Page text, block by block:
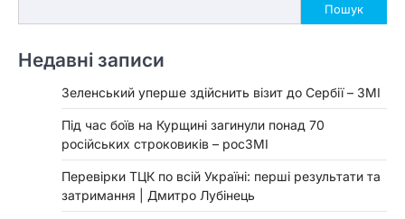
Пошук
Недавні записи
Зеленський уперше здійснить візит до Сербії – ЗМІ
Під час боїв на Курщині загинули понад 70
російських строковиків – росЗМІ
Перевірки ТЦК по всій Україні: перші результати та
затримання | Дмитро Лубінець